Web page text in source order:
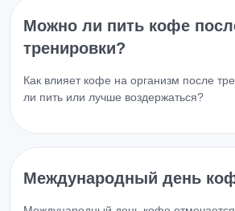
Можно ли пить кофе
тренировки?
Как влияет кофе на организм после
ли пить или лучше воздержаться?
Международный день